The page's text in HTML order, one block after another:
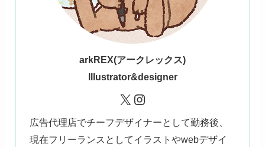
arkREX(アークレックス)
Illustrator&designer
X Instagram
広告代理店でチーフデザイナーとして勤務後、
現在フリーランスとしてイラストやwebデザイ